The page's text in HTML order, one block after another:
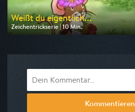
Weißt du eigentlich...
Zeichentrickserie | 10 Min.
Ausgestrahlt von KiKA
Kommentieren